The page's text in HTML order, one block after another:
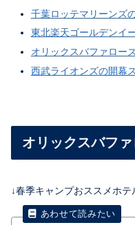
千葉ロッテマリーンズ
東北楽天ゴールデンイ
オリックスバファロー
西武ライオンズの開幕
オリックスバフ
↓春季キャンプおススメホテ